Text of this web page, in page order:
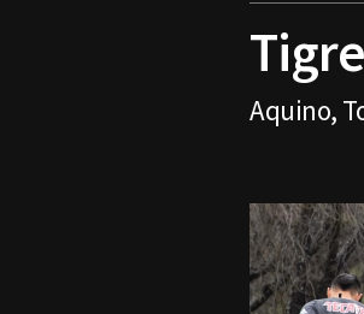
Aquino,